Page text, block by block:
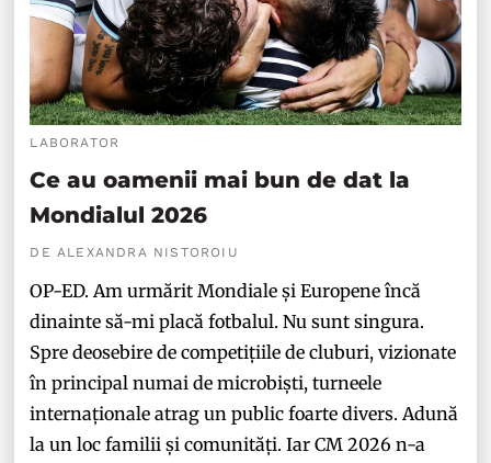
LABORATOR
Ce au oamenii mai bun de dat la
Mondialul 2026
DE ALEXANDRA NISTOROIU
OP-ED. Am urmărit Mondiale și Europene încă
dinainte să-mi placă fotbalul. Nu sunt singura.
Spre deosebire de competițiile de cluburi, vizionate
în principal numai de microbiști, turneele
internaționale atrag un public foarte divers. Adună
la un loc familii și comunități. Iar CM 2026 n-a